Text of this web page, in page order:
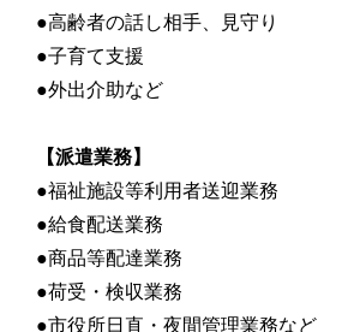
●高齢者の話し相手、見守り
●子育て支援
●外出介助など
【派遣業務】
●福祉施設等利用者送迎業務
●給食配送業務
●商品等配達業務
●荷受・検収業務
●市役所日直・夜間管理業務など